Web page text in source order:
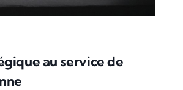
au service de